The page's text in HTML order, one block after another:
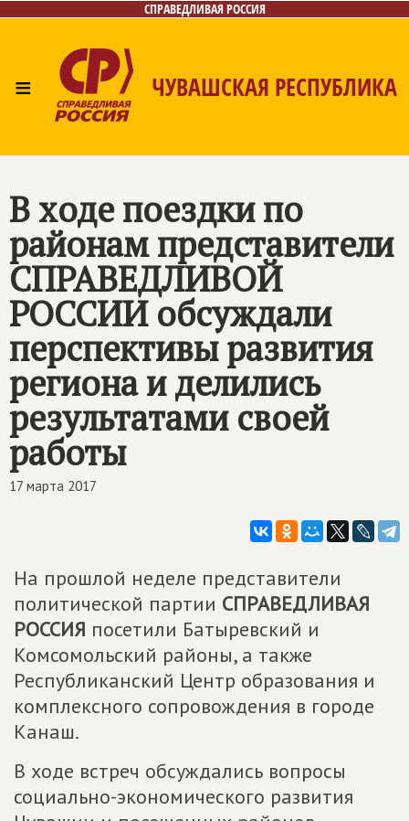
СПРАВЕДЛИВАЯ РОССИЯ
≡ ЧУВАШСКАЯ РЕСПУБЛИКА
В ходе поездки по
районам представители
СПРАВЕДЛИВОЙ
РОССИИобсуждали
перспективы развития
региона и делились
результатами своей
работы
17 марта 2017
На прошлой неделе представители
политической партии СПРАВЕДЛИВАЯ
РОССИЯ посетили Батыревский и
Комсомольский районы, а также
Республиканский Центр образования и
комплексного сопровождения в городе
Канаш.
В ходе встреч обсуждались вопросы
социально-экономического развития